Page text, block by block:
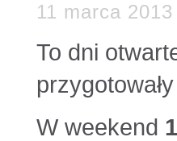
11 marca 2013
To dni
W weekend